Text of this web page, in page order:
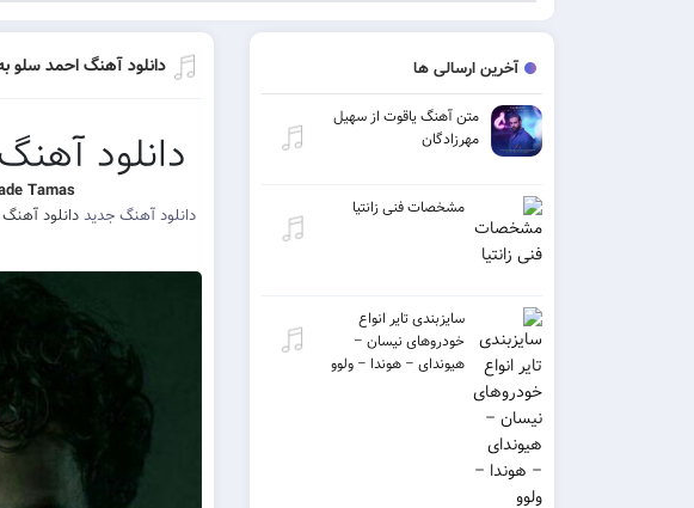
آخرین ارسالی ها
متن آهنگ یاقوت از سهیل
مهرزادگان
مشخصات فنی زانتیا
سایزبندی تایر انواع
خودروهای نیسان –
هیوندای – هوندا – ولوو
دانلود آهنگ احمد سلو
دانلود
Tamas
دانلود آهنگ جدید